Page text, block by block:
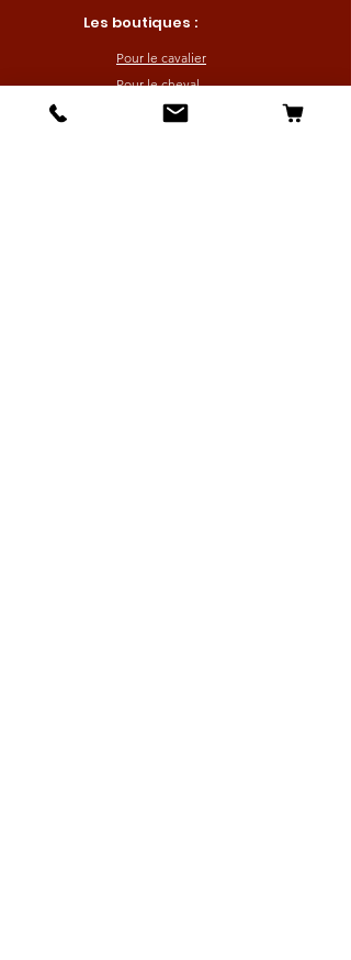
Les boutiques :
Pour le cavalier
Pour le cheval
Pour l'écurie